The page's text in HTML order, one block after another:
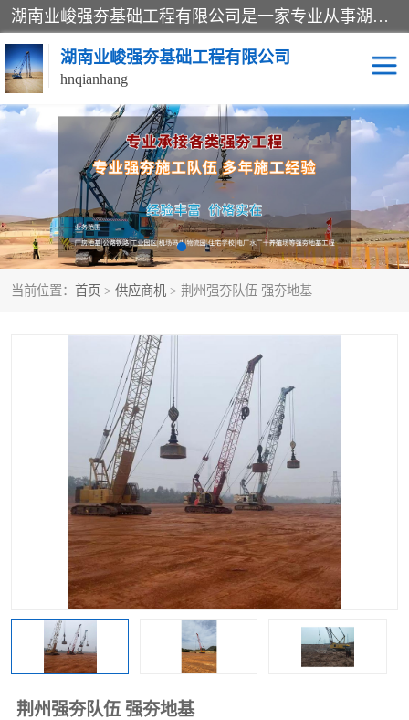
湖南业峻强夯基础工程有限公司是一家专业从事湖南强夯基础工程、强夯机租赁，地基处理的施工单位。业务覆盖：湖南、广东，江西等地。可承接1000KN.m-25000KN.m强夯（置换）工程。公司创始人是国内较早期从事强夯施工的建设者，经过多年的一步一个脚印的发展，在行业内具有较高的度和良好的口碑。
湖南业峻强夯基础工程有限公司
hnqianhang
当前位置： 首页 > 供应商机 > 荆州强夯队伍 强夯地基
荆州强夯队伍 强夯地基
强夯施工案例 强夯机租赁
强夯施工工程 强夯施工队伍
强夯队伍